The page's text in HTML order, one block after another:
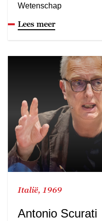
Wetenschap
Lees meer
Italië, 1969
Antonio Scurati